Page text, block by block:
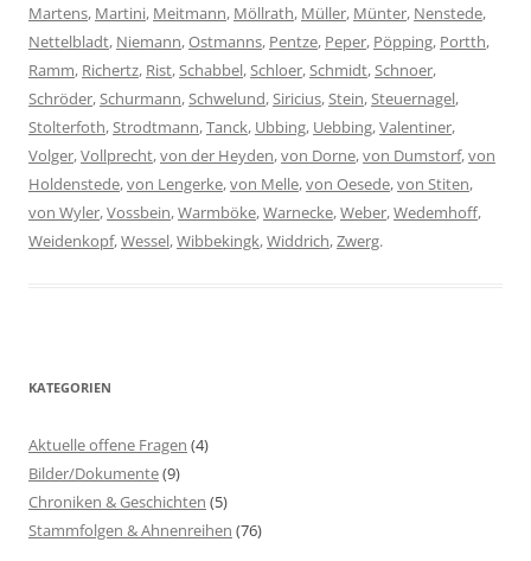
Martens, Martini, Meitmann, Möllrath, Müller, Münter, Nenstede,
Nettelbladt, Niemann,Ostmanns, Pentze, Peper, Pöpping, Portth,
Ramm, Richertz, Rist,Schabbel,Schloer,Schmidt,Schnoer,
Schröder,Schurmann,Schwelund,Siricius,Stein,Steuernagel,
Stolterfoth,Strodtmann,Tanck, Ubbing, Uebbing,Valentiner,
Volger,Vollprecht,von der Heyden,von Dorne,von Dumstorf,von
Holdenstede,von Lengerke,von Melle,von Oesede,von Stiten,
von Wyler,Vossbein,Warmböke,Warnecke,Weber,Wedemhoff,
Weidenkopf,Wessel,Wibbekingk,Widdrich,Zwerg.
KATEGORIEN
Aktuelle offene Fragen (4)
Bilder/Dokumente(9)
Chroniken & Geschichten (5)
Stammfolgen & Ahnenreihen (76)